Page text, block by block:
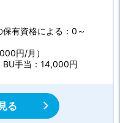
有資格による：0～
円/月）
手当：14,000円
る